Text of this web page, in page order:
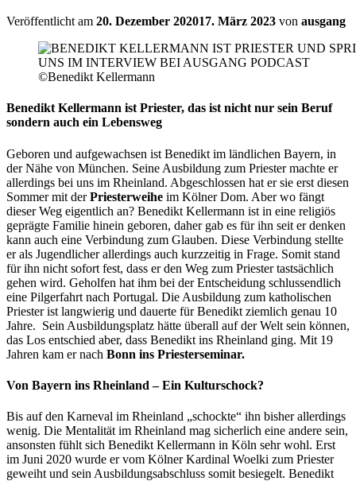
Veröffentlicht am 20. Dezember 202017. März 2023 von ausgang
©Benedikt Kellermann
Benedikt Kellermann ist Priester, das ist nicht nur sein Beruf
sondern auch ein Lebensweg
Geboren und aufgewachsen ist Benedikt im ländlichen Bayern, in
der Nähe von München. Seine Ausbildung zum Priester machte er
allerdings bei uns im Rheinland. Abgeschlossen hat er sie erst diesen
Sommer mit derPriesterweihe im Kölner Dom. Aber wo fängt
dieser Weg eigentlich an? Benedikt Kellermann ist in eine religiös
geprägte Familie hinein geboren, daher gab es für ihn seit er denken
kann auch eine Verbindung zum Glauben. Diese Verbindung stellte
er als Jugendlicher allerdings auch kurzzeitig in Frage. Somit stand
für ihn nicht sofort fest, dass er den Weg zum Priester tastsächlich
gehen wird. Geholfen hat ihm bei der Entscheidung schlussendlich
eine Pilgerfahrt nach Portugal. Die Ausbildung zum katholischen
Priester ist langwierig und dauerte für Benedikt ziemlich genau 10
Jahre. Sein Ausbildungsplatz hätte überall auf der Welt sein können,
das Los entschied aber, dass Benedikt ins Rheinland ging. Mit 19
Jahren kam er nach Bonn ins Priesterseminar.
Von Bayern ins Rheinland – Ein Kulturschock?
Bis auf den Karneval im Rheinland „schockte“ ihn bisher allerdings
wenig. Die Mentalität im Rheinland mag sicherlich eine andere sein,
ansonsten fühlt sich Benedikt Kellermann in Köln sehr wohl. Erst
im Juni 2020 wurde er vom Kölner Kardinal Woelki zum Priester
geweiht und sein Ausbildungsabschluss somit besiegelt. Benedikt